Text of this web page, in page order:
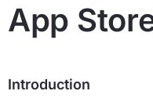
App
Introduction